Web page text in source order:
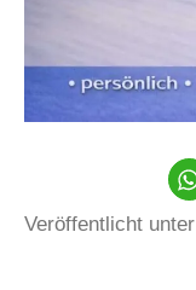
Veröffentlicht unter